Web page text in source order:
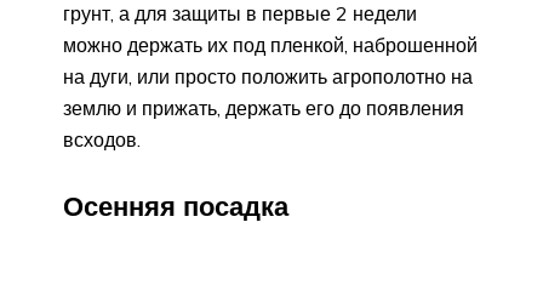
грунт, а для защиты в первые 2 недели
можно держать их под пленкой, наброшенной
на дуги, или просто положить агрополотно на
землю и прижать, держать его до появления
всходов.
Осенняя посадка